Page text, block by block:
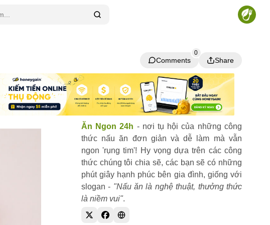
Comments
0
Share
Ăn Ngon 24h - nơi tụ hội của những công
thức nấu ăn đơn giản và dễ làm mà vẫn
ngon 'rụng tim'! Hy vọng dựa trên các công
thức chúng tôi chia sẽ, các bạn sẽ có những
phút giây hạnh phúc bên gia đình, giống với
slogan - "Nấu ăn là nghệ thuật, thưởng thức
là niềm vui".